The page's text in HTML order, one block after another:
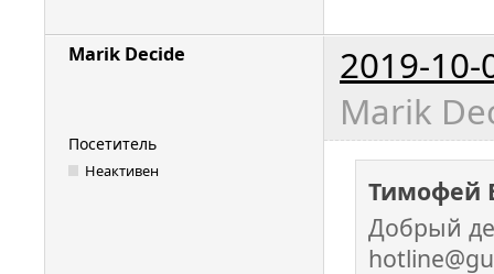
Marik Decide
2019-10-
Marik
Посетитель
Неактивен
Тимофей
Добрый